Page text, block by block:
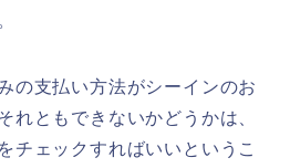
の支払い方法がシーインのお
れともできないかどうかは、
チェックすればいいというこ